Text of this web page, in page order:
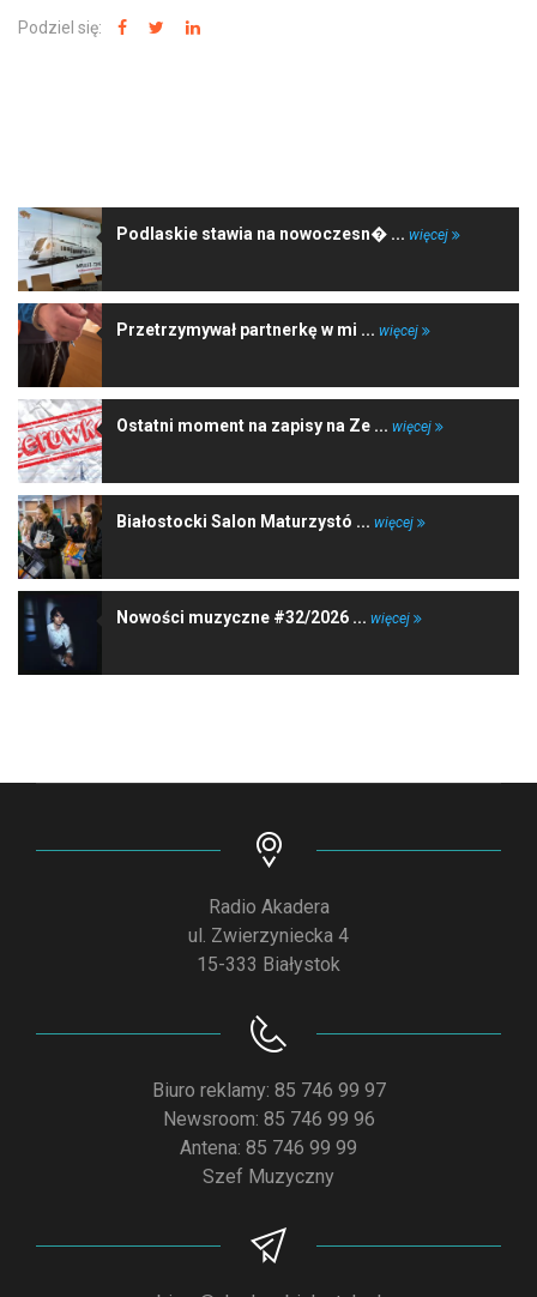
dźwiękowych
Podziel się:
Podlaskie stawia na nowoczesn� ... więcej
Przetrzymywał partnerkę w mi ... więcej
Ostatni moment na zapisy na Ze ... więcej
Białostocki Salon Maturzystó ... więcej
Nowości muzyczne #32/2026 ... więcej
Radio Akadera
ul. Zwierzyniecka 4
15-333 Białystok
Biuro reklamy: 85 746 99 97
Newsroom: 85 746 99 96
Antena: 85 746 99 99
Szef Muzyczny